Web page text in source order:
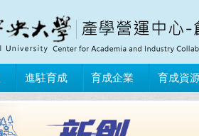
進駐育成 育成企業 育成資